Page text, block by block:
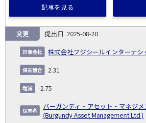
記事を見る
2025-08-20
株式会社フジシールインターナシ
変更
2.31
-2.75
バーガンディ・アセット・マネジ
(Burgundy Asset Management Ltd.)